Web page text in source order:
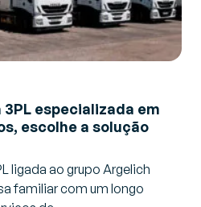
especializada em
escolhe a solução
ligada ao grupo Argelich
familiar com um longo